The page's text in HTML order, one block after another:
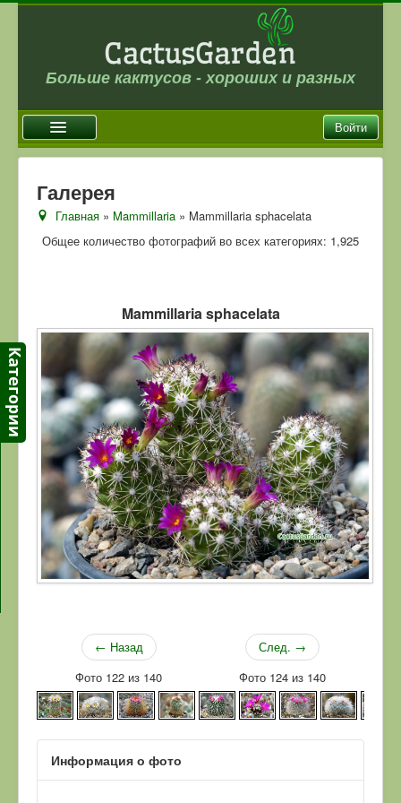
Больше кактусов - хороших и разных
Войти
Новости
Галерея
Отзывы
Ссылки
Контакты
Галерея
Главная » Mammillaria » Mammillaria sphacelata
Общее количество фотографий во всех категориях: 1,925
Mammillaria sphacelata
← Назад
Фото 122 из 140
След. →
Фото 124 из 140
Информация о фото